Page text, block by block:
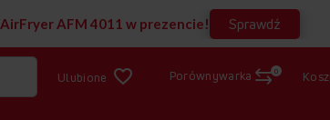
AirFryer AFM 4011 w prezencie! Sprawdź
Ulubione Porównywarka 0